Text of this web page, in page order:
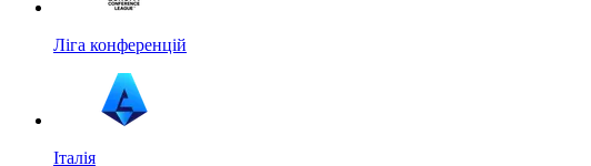
Ліга конференцій
Італія